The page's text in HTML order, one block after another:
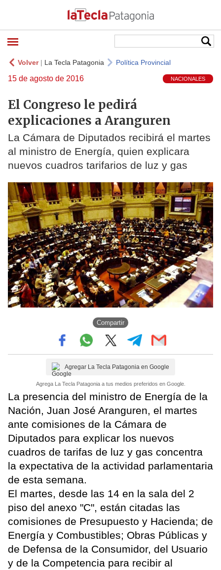
Volver| La Tecla Patagonia Política Provincial
15 de agosto de 2016 NACIONALES
El Congreso le pedirá
explicaciones a Aranguren
La Cámara de Diputados recibirá el martes
al ministro de Energía, quien explicara
nuevos cuadros tarifarios de luz y gas
Compartir
Agregar La Tecla Patagonia en Google
Agrega La Tecla Patagonia a tus medios preferidos en Google.
La presencia del ministro de Energía de la
Nación, Juan José Aranguren, el martes
ante comisiones de la Cámara de
Diputados para explicar los nuevos
cuadros de tarifas de luz y gas concentra
la expectativa de la actividad parlamentaria
de esta semana.
El martes, desde las 14 en la sala del 2
piso del anexo "C", están citadas las
comisiones de Presupuesto y Hacienda; de
Energía y Combustibles; Obras Públicas y
de Defensa de la Consumidor, del Usuario
y de la Competencia para recibir al